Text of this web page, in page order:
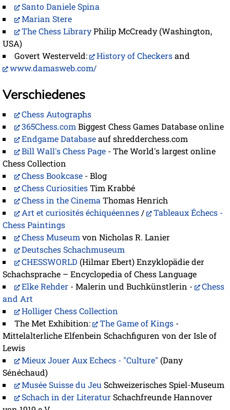
Santo Daniele Spina
Marian Stere
The Chess LibraryPhilip McCready (Washington,
USA)
Govert Westerveld:
History of Checkersand
www.damasweb.com/
Verschiedenes
Chess Autographs
365Chess.com Biggest Chess Games Database online
Endgame Databaseauf shredderchess.com
Bill Wall's Chess Page - The World's largest online
Chess Collection
Chess Bookcase - Blog
Chess CuriositiesTim Krabbé
Chess in the Cinema Thomas Henrich
Art et curiosités échiquéennes /
Tableaux Échecs -
Chess Paintings
Chess Museum von Nicholas R. Lanier
Deutsches Schachmuseum
CHESSWORLD (Hilmar Ebert) Enzyklopädie der
Schachsprache – Encyclopedia of Chess Language
Elke Rehder - Malerin und Buchkünstlerin -
Chess
and Art
Holliger Chess Collection
The Met Exhibition:
The Game of Kings -
Mittelalterliche Elfenbein Schachfiguren von der Isle of
Lewis
Mieux Jouer Aux Echecs - "Culture" (Dany
Sénéchaud)
Musée Suisse du Jeu Schweizerisches Spiel-Museum
Schach in der LiteraturSchachfreunde Hannover